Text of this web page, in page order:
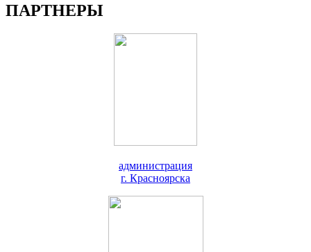
ПАРТНЕРЫ
администрация
г. Красноярска